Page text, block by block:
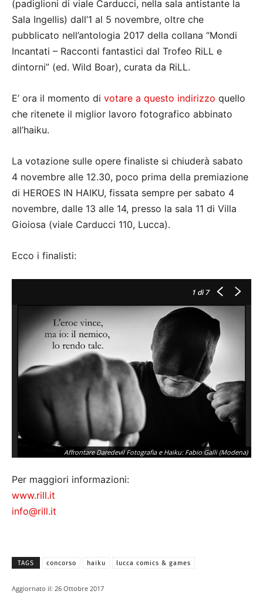
(padiglioni di viale Carducci, nella sala antistante la
Sala Ingellis) dall’1 al 5 novembre, oltre che
pubblicato nell’antologia 2017 della collana “Mondi
Incantati – Racconti fantastici dal Trofeo RiLL e
dintorni” (ed. Wild Boar), curata da RiLL.
E’ ora il momento di votare a questo indirizzo quello
che ritenete il miglior lavoro fotografico abbinato
all’haiku.
La votazione sulle opere finaliste si chiuderà sabato
4 novembre alle 12.30, poco prima della premiazione
di HEROES IN HAIKU, fissata sempre per sabato 4
novembre, dalle 13 alle 14, presso la sala 11 di Villa
Gioiosa (viale Carducci 110, Lucca).
Ecco i finalisti:
1 di 7
Affrontare Daredevil Fotografia e Haiku: Fabio Galli (Modena)
Per maggiori informazioni:
www.rill.it
info@rill.it
TAGS concorso haiku lucca comics & games
Aggiornato il: 26 Ottobre 2017